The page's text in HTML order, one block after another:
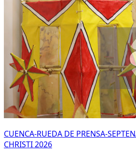
CUENCA-RUEDA DE PRENSA-
CHRISTI 2026